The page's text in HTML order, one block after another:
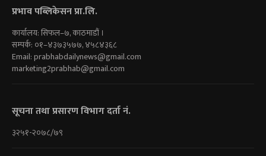
प्रभाव पब्लिकेसन प्रा.लि.
कार्यालय: सिफल–७, काठमाडौं ।
सम्पर्क: ०१–४३७३५७७, ४५८४३६८
Email:prabhabdailynews@gmail.com
marketing2prabhab@gmail.com
सूचना तथा प्रसारण विभाग दर्ता नं.
३२५१-२०७८/७९